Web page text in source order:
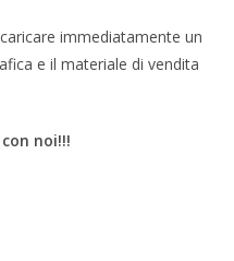
immediatamente un
e il materiale di vendita
noi!!!